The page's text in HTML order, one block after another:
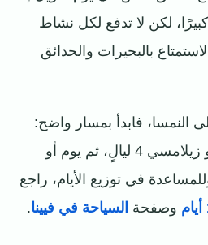
لكن لا تدفع لكل نشاط
بالبحيرات والحدائق
النمسا، فابدأ بمسار واضح:
فيينا 3 ليالٍ، سالزبورغ أو زيلامسي 4 ليالٍ، ثم يوم أو
في توزيع الأيام، راجع
وصفحة السياحة في فيينا.